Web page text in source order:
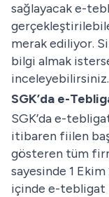
sağlayacak e-
merak ediliyor.
bilgi almak
inceleyebilirsiniz.
SGK’da e-
SGK’da e-
itibaren fiilen
gösteren tüm
sayesinde 1
içinde e-tebligat